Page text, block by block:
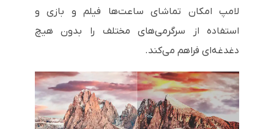
لامپ امکان تماشای ساعت‌ها فیلم و بازی و
استفاده از سرگرمی‌های مختلف را بدون هیچ
دغدغه‌ای فراهم می‌کند.